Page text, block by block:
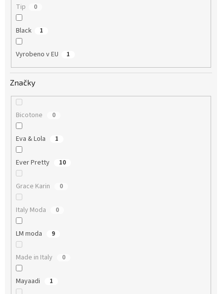
Tip 0
Black 1
Vyrobeno v EU 1
Značky
Bicotone 0
Eva & Lola 1
Ever Pretty 10
Grace Karin 0
Italy Moda 0
LM moda 9
Made in Italy 0
Mayaadi 1